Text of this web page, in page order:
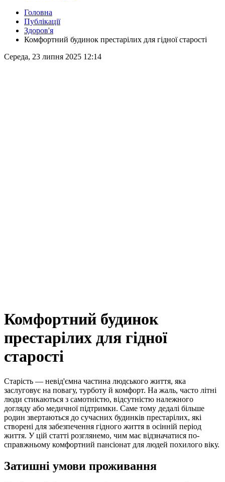
Головна
Публікації
Здоров'я
Комфортний будинок престарілих для гідної старості
Середа, 23 липня 2025 12:14
Комфортний будинок
престарілих для гідної
старості
Старість — невід'ємна частина людського життя, яка
заслуговує на повагу, турботу й комфорт. На жаль, часто літні
люди стикаються з самотністю, відсутністю належного
догляду або медичної підтримки. Саме тому дедалі більше
родин звертаються до сучасних будинків престарілих, які
створені для забезпечення гідного життя в осінній період
життя. У цій статті розглянемо, чим має відзначатися по-
справжньому комфортний пансіонат для людей похилого віку.
Затишні умови проживання